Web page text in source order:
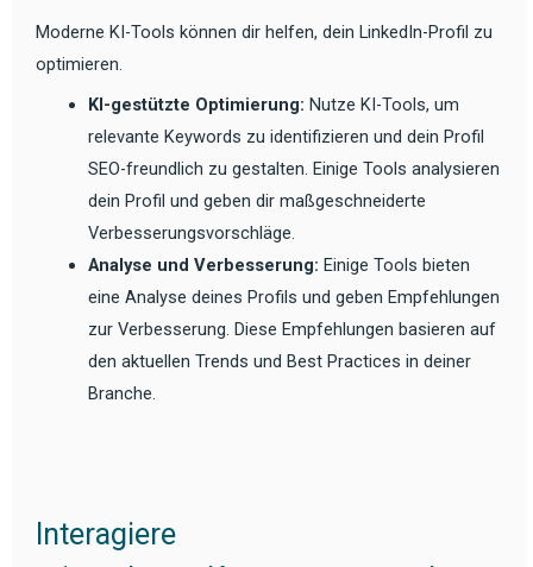
Moderne KI-Tools können dir helfen, dein LinkedIn-Profil zu
optimieren.
KI-gestützte Optimierung: Nutze KI-Tools, um
relevante Keywords zu identifizieren und dein Profil
SEO-freundlich zu gestalten. Einige Tools analysieren
dein Profil und geben dir maßgeschneiderte
Verbesserungsvorschläge.
Analyse und Verbesserung: Einige Tools bieten
eine Analyse deines Profils und geben Empfehlungen
zur Verbesserung. Diese Empfehlungen basieren auf
den aktuellen Trends und Best Practices in deiner
Branche.
Interagiere